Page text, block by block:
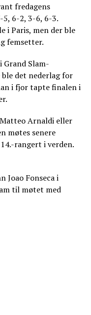
fredagens
6-2, 3-6, 6-3.
i Paris, men der ble
femsetter.
Grand Slam-
det nederlag for
i fjor tapte finalen i
Arnaldi eller
møtes senere
rangert i verden.
Joao Fonseca i
til møtet med